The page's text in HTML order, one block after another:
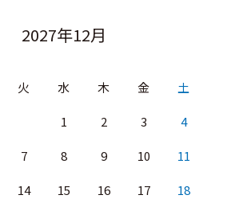
2027年12月
火 水 木 金 土
1 2 3 4
7 8 9 10 11
14 15 16 17 18